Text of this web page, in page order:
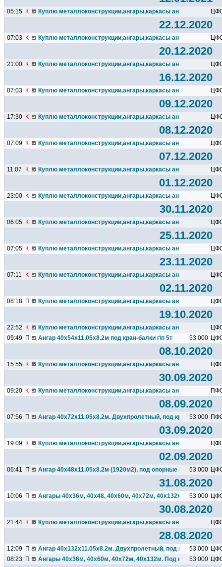
05:15 К Куплю металлоконструкции,ангары,каркасы
22.12.2020
07:03 К Куплю металлоконструкции,ангары,каркасы
20.12.2020
21:00 К Куплю металлоконструкции,ангары,каркасы
16.12.2020
07:03 К Куплю металлоконструкции,ангары,каркасы
09.12.2020
17:30 К Куплю металлоконструкции,ангары,каркасы
08.12.2020
07:09 К Куплю металлоконструкции,ангары,каркасы
07.12.2020
11:07 К Куплю металлоконструкции,ангары,каркасы
01.12.2020
23:00 К Куплю металлоконструкции,ангары,каркасы
30.11.2020
06:05 К Куплю металлоконструкции,ангары,каркасы
25.11.2020
07:05 К Куплю металлоконструкции,ангары,каркасы
23.11.2020
07:11 К Куплю металлоконструкции,ангары,каркасы
02.11.2020
08:18 П Куплю металлоконструкции,ангары,каркасы
19.10.2020
22:52 К Куплю металлоконструкции,ангары,каркасы
09:49 П Ангар 40х54х11.05х8.2м под кран-балки г\п 5т 53 000
08.10.2020
15:55 К Куплю металлоконструкции,ангары,каркасы
30.09.2020
09:20 К Куплю металлоконструкции,ангары,каркасы
08.09.2020
07:56 П Ангар 40х72х11.05х8.2м. Двухпролетный, под кран-балки г\п
53 000
03.09.2020
19:09 К Куплю металлоконструкции,ангары,каркасы
02.09.2020
06:41 П Ангар 40х48х11.05х8.2м (1920м2), под опорные кран-балки г\п
53 000
31.08.2020
10:06 П Ангары 40х36м, 40х48, 40х60м, 40х72м, 40х132м. Под кран-
53 000
30.08.2020
21:44 К Куплю металлоконструкции,ангары,каркасы
28.08.2020
12:09 П Ангар 40х132х11.05х8.2м. Двухпролетный, под кран-балки г\п
53 000
08:23
П Ангары 40х36м, 40х60м, 40х72м, 40х132м. Под кран-балки г\п
53 000